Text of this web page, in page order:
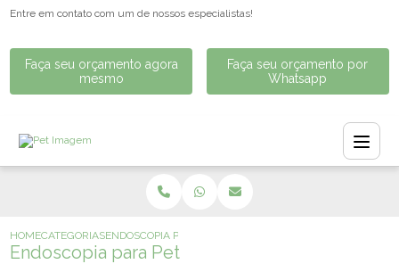
Entre em contato com um de nossos especialistas!
Faça seu orçamento agora
mesmo
Faça seu orçamento por
Whatsapp
HOMECATEGORIASENDOSCOPIA PARA PET
Endoscopia para Pet